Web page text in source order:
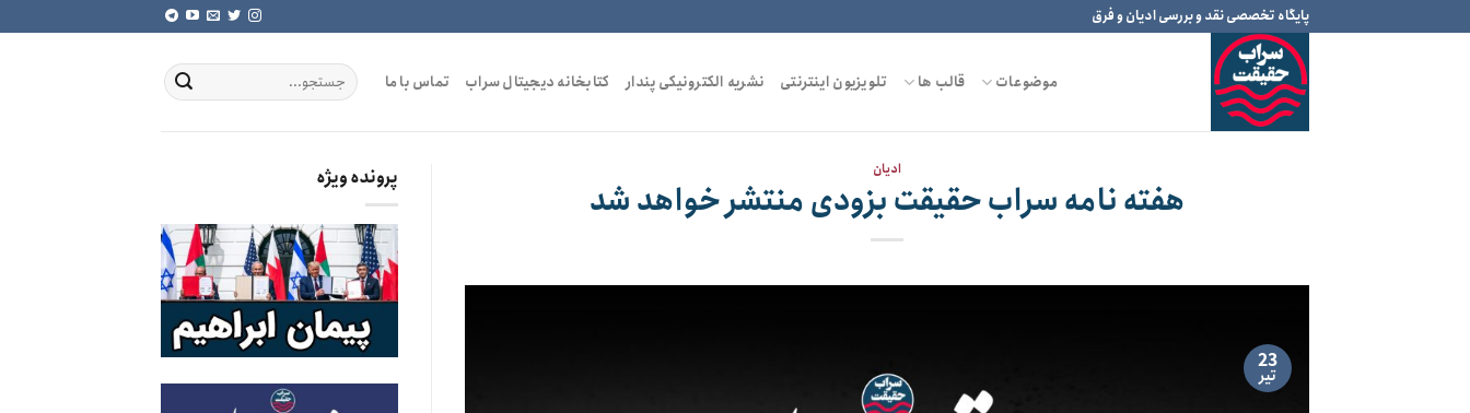
to
پایگاه تخصصی نقد و بررسی ادیان و فرق
موضوعات قالب ها تلویزیون اینترنتی نشریه الکترونیکی پندار کتابخانه دیجیتال سراب تماس با ما
ادیان
هفته نامه سراب حقیقت بزودی منتشر خواهد شد
23
تیر
پرونده ویژه